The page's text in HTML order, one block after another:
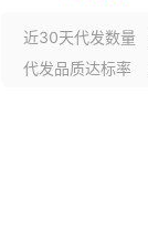
近30天代发数量
代发品质达标率